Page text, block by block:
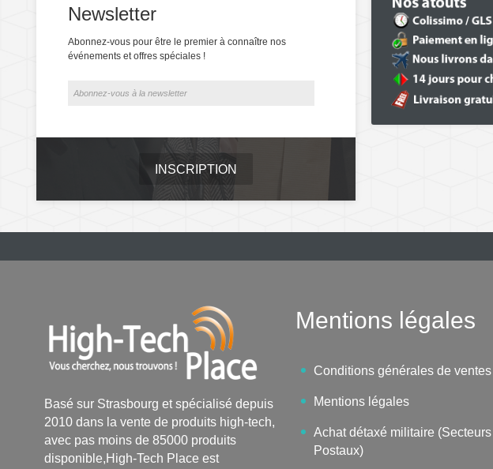
Newsletter
Abonnez-vous pour être le premier à connaître nos
événements et offres spéciales !
INSCRIPTION
Basé sur Strasbourg et spécialisé depuis
2010 dans la vente de produits high-tech,
avec pas moins de 85000 produits
disponible,High-Tech Place est
Mentions légales
Conditions générales de ventes
Mentions légales
Achat détaxé militaire (Secteurs
Postaux)